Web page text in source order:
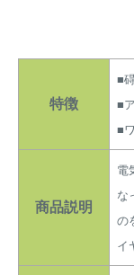
特徴
■
■
■
商品説明
電
な
の
イ